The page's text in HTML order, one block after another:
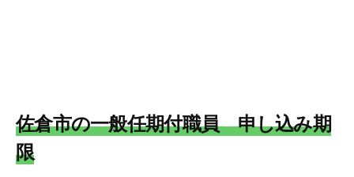
佐倉市の一般任期付職員申し込み期
限